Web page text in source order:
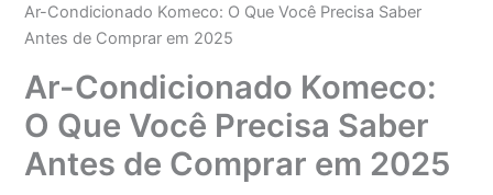
Ar-Condicionado Komeco: O Que Você Precisa Saber
Antes de Comprar em 2025
Ar-Condicionado Komeco:
O Que Você Precisa Saber
Antes de Comprar em 2025